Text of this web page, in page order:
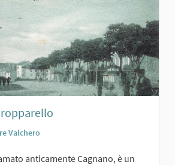
Valchero
anticamente Cagnano, è un